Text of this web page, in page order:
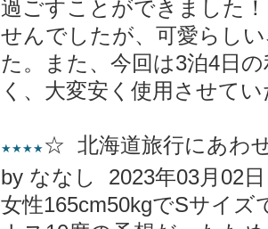
過ごすことができました
せんでしたが、可愛らし
た。また、今回は3泊4日
く、大変安く使用させて
★★★★ ☆ 北海道旅行にあわ
by ななし 2023年03月02日
女性165cm50kgでSサイ